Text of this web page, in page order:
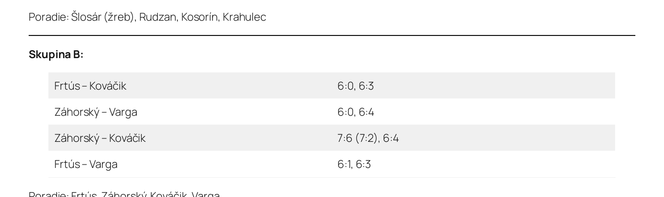
Poradie: Šlosár (žreb), Rudzan, Kosorín, Krahulec
Skupina B:
Frtús – Kováčik
6:0, 6:3
Záhorský – Varga
6:0, 6:4
Záhorský – Kováčik
7:6 (7:2), 6:4
Frtús – Varga
6:1, 6:3